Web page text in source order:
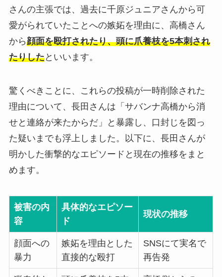
さんの主張では、過去に千原ジュニアさんから可
愛がられていたことへの嫉妬を理由に、高橋さん
から顔面を殴打されたり、頭に爪養枝を5本刺され
たりしたといいます。
驚くべきことに、これらの投稿が一時削除された
理由について、長田さんは「サバンナ高橋から消
せと連絡が来たからだ」と暴露し、口封じを図っ
た疑いまでも浮上しました。以下に、長田さんが
明かした衝撃的なエピソードと現在の推移をまと
めます。
被害の内
容
具体的なエピソー
ド
現状の推移
顔面への
暴力
嫉妬を理由とした
直接的な殴打
SNSにて実名で
再告発